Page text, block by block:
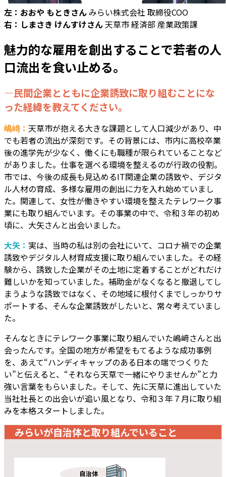
左：おおや もときさん みらい株式会社 取締役COO
右：しまさき けんすけさん天草市 経済部 産業政策課
魅力的な雇用を創出することで若者の人
口流出を食い止める。
―民間企業とともに企業誘致に取り組むことにな
った経緯を教えてください。
嶋﨑： 天草市が抱える大きな課題として人口減少があり、中
でも若者の流出が深刻です。その背景には、市内に高校卒業
後の進学先が少なく、働くにも職種が限られていることなど
がありました。仕事を選べる環境を整えるのが行政の役割。
市では、今後の成長も見込めるIT関連企業の誘致や、デジタ
ル人材の育成、多様な雇用の創出に力を入れ始めていまし
た。関連して、女性が働きやすい環境を整えたテレワーク事
業にも取り組んでいます。その事業の中で、令和３年の初め
頃に、大矢さんと出会いました。
大矢： 実は、当時の私は別の会社にいて、コロナ禍での企業
誘致やデジタル人材育成支援に取り組んでいました。その経
験から、誘致した企業がその土地に定着することがどれだけ
難しいかを知っていました。補助金がなくなると撤退してし
まうような誘致ではなく、その地域に根付くまでしっかりサ
ポートする、そんな企業誘致がしたいと、常々考えていまし
た。
そんなときにテレワーク事業に取り組んでいた嶋﨑さんと出
会ったんです。全国の地方が希望をもてるような成功事例
を、あえて“ハンディキャップのある日本の端でつくりた
い”と伝えると、“それなら天草で一緒にやりませんか”と力
強い言葉をもらいました。そして、先に天草に進出していた
当社社長との出会いが追い風となり、令和３年７月に取り組
みを本格スタートしました。
みらいが自治体と取り組んでいること